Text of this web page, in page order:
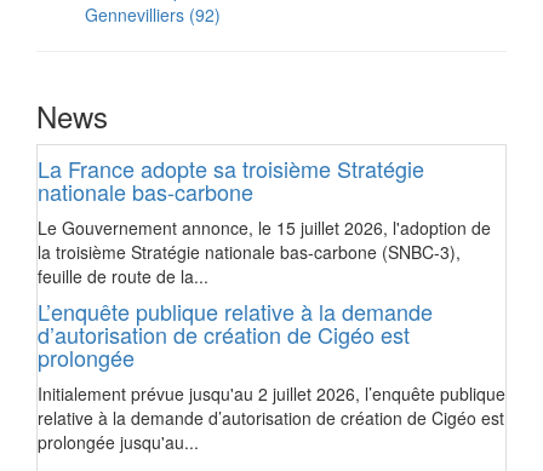
Gennevilliers (92)
News
La France adopte sa troisième Stratégie
nationale bas-carbone
Le Gouvernement annonce, le 15 juillet 2026, l'adoption de
la troisième Stratégie nationale bas-carbone (SNBC-3),
feuille de route de la...
L’enquête publique relative à la demande
d’autorisation de création de Cigéo est
prolongée
Initialement prévue jusqu'au 2 juillet 2026, l’enquête publique
relative à la demande d’autorisation de création de Cigéo est
prolongée jusqu'au...